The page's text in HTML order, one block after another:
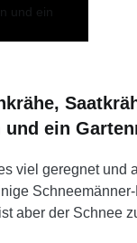
und ein
viel geregnet und
aber der Schnee